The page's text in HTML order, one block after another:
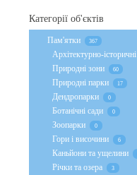
Категорії об'єктів
Пам'ятки 367
Архітектурно-історичні
Природні зони 60
Природні парки 17
Дендропарки 0
Ботанічні сади 0
Зоопарки 0
Гори і височини 6
Каньйони та ущелини
Річки та озера 3